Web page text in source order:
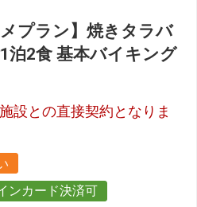
メプラン】焼きタラバ
泊2食 基本バイキング
設との直接契約となりま
ンカード決済可